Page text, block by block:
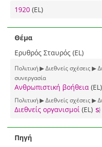
1920 (EL)
Θέμα
Ερυθρός Σταυρός (EL)
Πολιτική ▶ Διεθνείς σχέσεις ▶
συνεργασία
Ανθρωπιστική βοήθεια (EL)
Πολιτική ▶ Διεθνείς σχέσεις ▶
Διεθνείς οργανισμοί (EL)
Πηγή